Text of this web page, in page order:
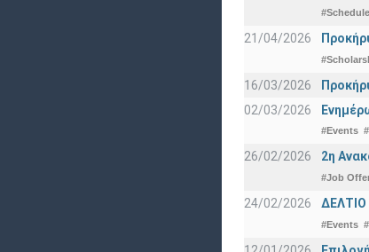
#Schedule
21/04/2026
16/03/2026
02/03/2026
#Events
26/02/2026 2η
#Job
24/02/2026
#Events